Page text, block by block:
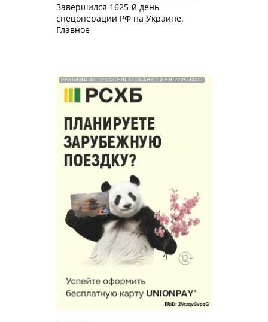
Завершился 1625-й день
спецоперации РФ на Украине.
Главное
РЕКЛАМА АО "РОССЕЛЬХОЗБАНК". ИНН 772511448.